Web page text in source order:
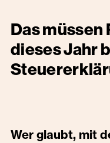
Das
dieses Jahr
Wer glaubt, mit